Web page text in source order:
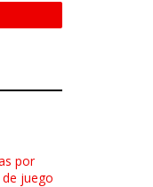
por
juego